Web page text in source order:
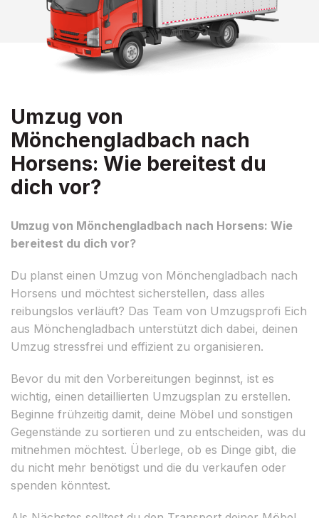
Umzug von
Mönchengladbach nach
Horsens: Wie bereitest du
dich vor?
Umzug von Mönchengladbach nach Horsens: Wie
bereitest du dich vor?
Du planst einen Umzug von Mönchengladbach nach
Horsens und möchtest sicherstellen, dass alles
reibungslos verläuft? Das Team von Umzugsprofi Eich
aus Mönchengladbach unterstützt dich dabei, deinen
Umzug stressfrei und effizient zu organisieren.
Bevor du mit den Vorbereitungen beginnst, ist es
wichtig, einen detaillierten Umzugsplan zu erstellen.
Beginne frühzeitig damit, deine Möbel und sonstigen
Gegenstände zu sortieren und zu entscheiden, was du
mitnehmen möchtest. Überlege, ob es Dinge gibt, die
du nicht mehr benötigst und die du verkaufen oder
spenden könntest.